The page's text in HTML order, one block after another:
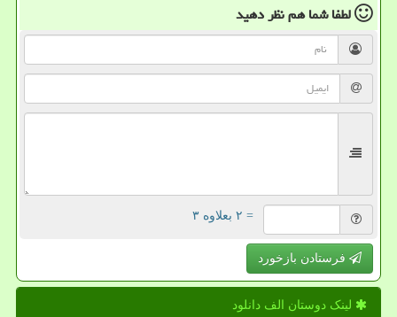
لطفا شما همنظر دهید
= ۲ بعلاوه ۳
فرستادن بازخورد
لینک دوستان الف دانلود